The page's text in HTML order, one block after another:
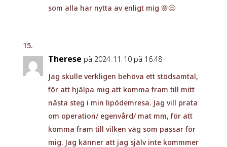
som alla har nytta av enligt mig 🌸😊
Therese på 2024-11-10 på 16:48
Jag skulle verkligen behöva ett stödsamtal,
för att hjälpa mig att komma fram till mitt
nästa steg i min lipödemresa. Jag vill prata
om operation/ egenvård/ mat mm, för att
komma fram till vilken väg som passar för
mig. Jag känner att jag själv inte kommmer